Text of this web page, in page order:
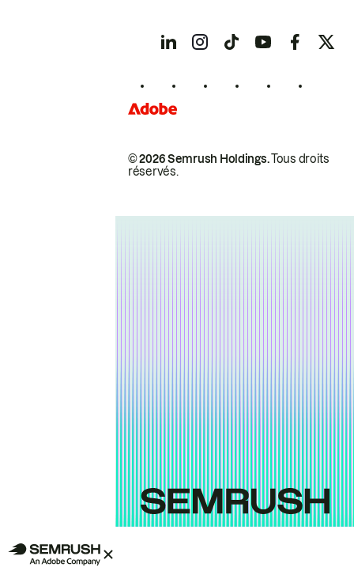
© 2026 Semrush Holdings.Tous droits
réservés.